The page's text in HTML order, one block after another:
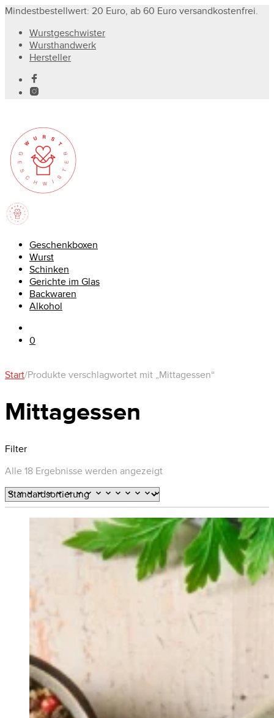
Mindestbestellwert: 20 Euro, ab 60 Euro versandkostenfrei.
Wurstgeschwister
Wursthandwerk
Hersteller
Geschenkboxen
Wurst
Schinken
Gerichte im Glas
Backwaren
Alkohol
0
Start/Produkte verschlagwortet mit „Mittagessen“
Mittagessen
Filter
Alle 18 Ergebnisse werden angezeigt